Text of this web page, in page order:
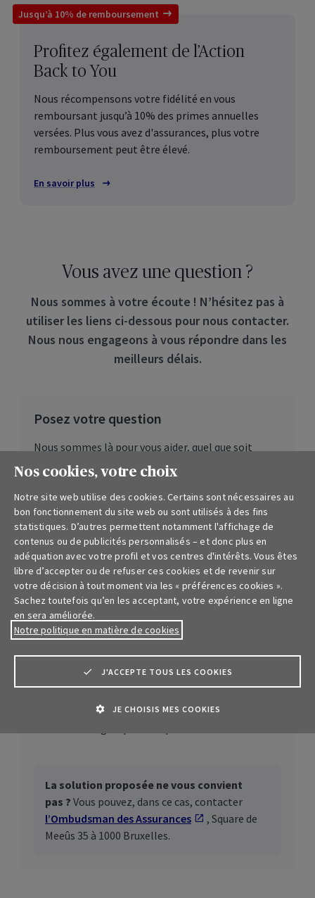
Jusqu’à 10% de remboursement
Profitez également de l’Action
Back to You
Nous récompensons votre fidélité en vous
remboursant jusqu’à 10% des primes annuelles
versées. Plus vous avez d'assurances, plus votre
remboursement peut être élevé.
En savoir plus
Vous avez une question ?
Nous sommes à votre écoute ! N’hésitez pas à
utiliser les liens ci-dessous pour nous contacter.
Nous nous engageons à vous répondre dans les
meilleurs délais.
Posez votre question
Nous sommes là pour vous aider, quel que soit
l’objet de votre question :
Simulation de prix et nouveau contrat
Déclaration de sinistre
Autre question
Contactez-moi
Vous souhaitez déposer une plainte ?
Contactez notre serviceCustomerProtection
numéro de référence de votre demande et le nom
La solution proposée ne vous convient
pas ? Vous pouvez, dans ce cas, contacter
l’Ombudsman des Assurances
S'ouvre dans un
, Square de
Meeûs 35 à 1000 Bruxelles.
Nos cookies, votre choix
Notre site web utilise des cookies. Certains sont nécessaires au
bon fonctionnement du site web ou sont utilisés à des fins
statistiques. D’autres permettent notamment l'affichage de
contenus ou de publicités personnalisés – et donc plus en
adéquation avec votre profil et vos centres d'intérêts. Vous êtes
libre d’accepter ou de refuser ces cookies et de revenir sur
votre décision à tout moment via les « préférences cookies ».
Sachez toutefois qu’en les acceptant, votre expérience en ligne
en sera améliorée.
Notre politique en matière de cookies
J'ACCEPTE TOUS LES COOKIES
JE CHOISIS MES COOKIES